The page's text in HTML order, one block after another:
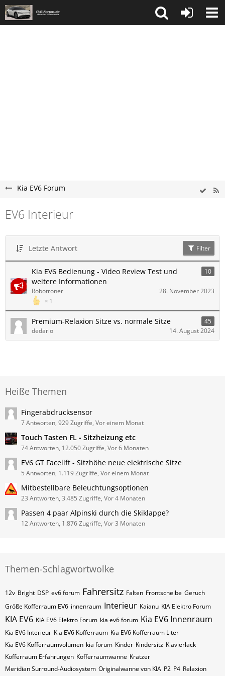
Kia EV6 Forum
EV6 Interieur
Letzte Antwort Filter
Kia EV6 Bedienung - Video Review Test und
weitere Informationen
10
1
Robotroner 28. November 2023
Premium-Relaxion Sitze vs. normale Sitze
45
dedario
14. August 2024
Heiße Themen
Fingerabdrucksensor
7 Antworten, 929 Zugriffe, Vor einem Monat
Touch Tasten FL - Sitzheizung etc
74 Antworten, 12.050 Zugriffe, Vor 6 Monaten
EV6 GT Facelift - Sitzhöhe neue elektrische Sitze
5 Antworten, 1.119 Zugriffe, Vor einem Monat
Mitbestellbare Beleuchtungsoptionen
23 Antworten, 3.485 Zugriffe, Vor 4 Monaten
Passen 4 paar Alpinski durch die Skiklappe?
12 Antworten, 1.876 Zugriffe, Vor 3 Monaten
Themen-Schlagwortwolke
12v Bright DSP ev6 forum Fahrersitz Falten Frontscheibe Geruch
Größe Kofferraum EV6 innenraum Interieur Kaianu KIA Elektro Forum
KIA EV6 KIA EV6 Elektro Forum kia ev6 forum Kia EV6 Innenraum
Kia EV6 Interieur Kia EV6 Kofferraum Kia EV6 Kofferraum Liter
Kia EV6 Kofferraumvolumen kia forum Kinder Kindersitz Klavierlack
Kofferraum Erfahrungen Kofferraumwanne Kratzer
Meridian Surround-Audiosystem Originalwanne von KIA P2 P4 Relaxion